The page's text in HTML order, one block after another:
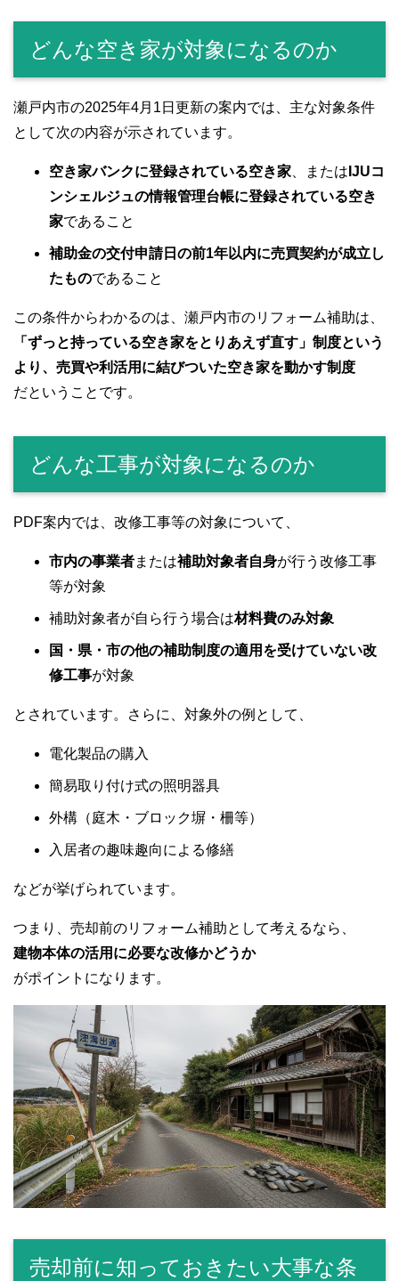
どんな空き家が対象になるのか
瀬戸内市の2025年4月1日更新の案内では、主な対象条件
として次の内容が示されています。
空き家バンクに登録されている空き家、または IJUコ
ンシェルジュの情報管理台帳に登録されている空き
家であること
補助金の交付申請日の前1年以内に売買契約が成立し
たものであること
この条件からわかるのは、瀬戸内市のリフォーム補助は、
「ずっと持っている空き家をとりあえず直す」制度という
より、売買や利活用に結びついた空き家を動かす制度
だということです。
どんな工事が対象になるのか
PDF案内では、改修工事等の対象について、
市内の事業者または補助対象者自身が行う改修工事
等が対象
補助対象者が自ら行う場合は材料費のみ対象
国・県・市の他の補助制度の適用を受けていない改
修工事が対象
とされています。さらに、対象外の例として、
電化製品の購入
簡易取り付け式の照明器具
外構（庭木・ブロック塀・柵等）
入居者の趣味趣向による修繕
などが挙げられています。
つまり、売却前のリフォーム補助として考えるなら、
建物本体の活用に必要な改修かどうか
がポイントになります。
売却前に知っておきたい大事な条